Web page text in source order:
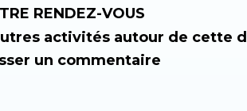
RENDEZ-VOUS
activités autour de cette
un commentaire